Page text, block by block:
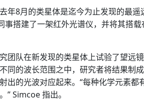
年8月的类星体是迄今为止发现的最遥
事搭建了一架红外光谱仪，并将其搭
团队在新发现的类星体上试验了望远
同的波长范围之中，研究者将结果制
出的光波对应起来。“每种化学元素
” Simcoe 指出。